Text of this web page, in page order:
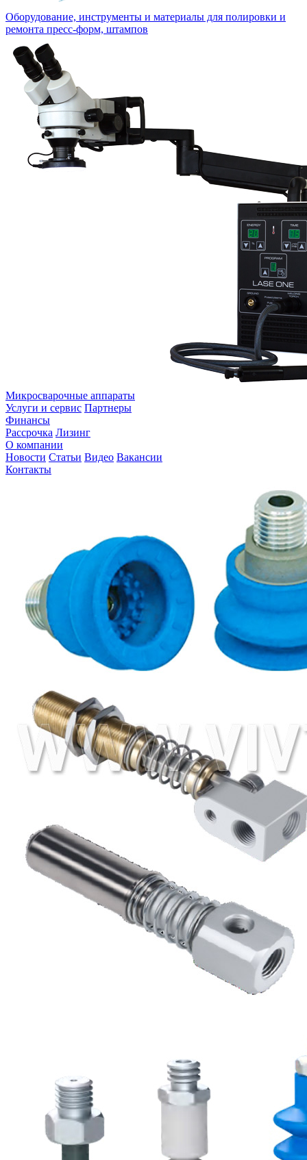
Оборудование, инструменты и материалы для полировки и
ремонта пресс-форм, штампов
Микросварочные аппараты
Услуги и сервис Партнеры
Финансы
Рассрочка Лизинг
О компании
Новости Статьи Видео Вакансии
Контакты